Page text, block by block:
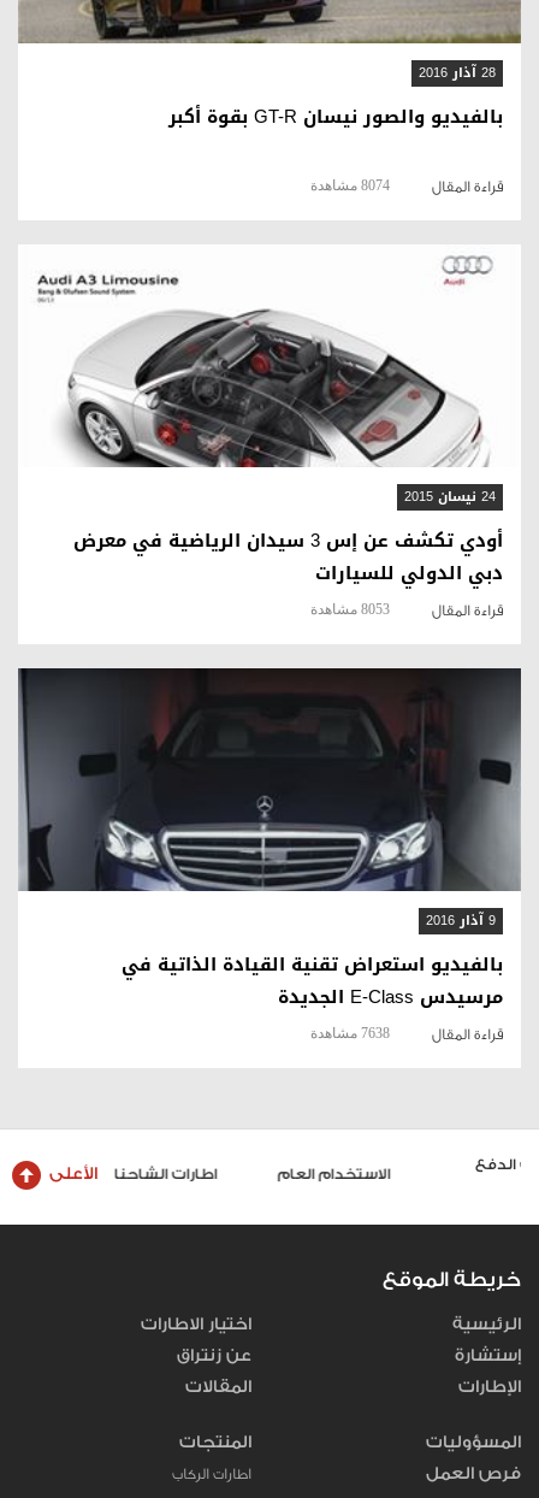
28 آذار 2016
بالفيديو والصور نيسان GT-R بقوة أكبر
قراءة المقال 8074 مشاهدة
قراءة المقال
24 نيسان 2015
أودي تكشف عن إس 3 سيدان الرياضية في معرض
دبي الدولي للسيارات
قراءة المقال 8053 مشاهدة
9 آذار 2016
بالفيديو استعراض تقنية القيادة الذاتية في
مرسيدس E-Class الجديدة
قراءة المقال 7638 مشاهدة
الاستخدام العام اطارات الشاحنات والحافلات الأعلى
خريطة الموقع
الرئيسية
إستشارة
الإطارات
اختيار الاطارات
عن زنتراق
المقالات
المسؤوليات
فرص العمل
المنتجات
اطارات الركاب